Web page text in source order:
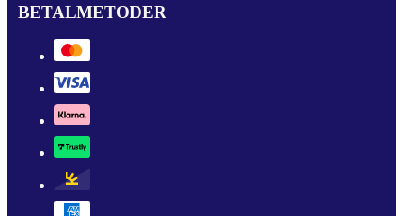
BETALMETODER